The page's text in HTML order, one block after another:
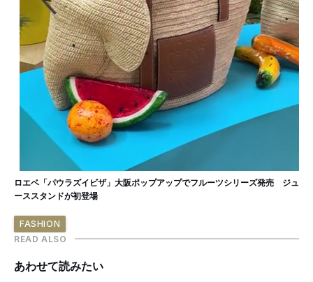
ロエベ「パウラズイビザ」大阪ポップアップでフルーツシリーズ発売 ジュ
ーススタンドが初登場
FASHION
READ ALSO
あわせて読みたい